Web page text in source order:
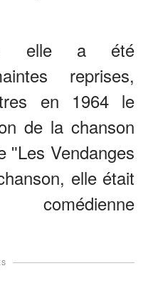
elle a été
reprises,
en 1964 le
de la chanson
ʺLes Vendanges
elle était